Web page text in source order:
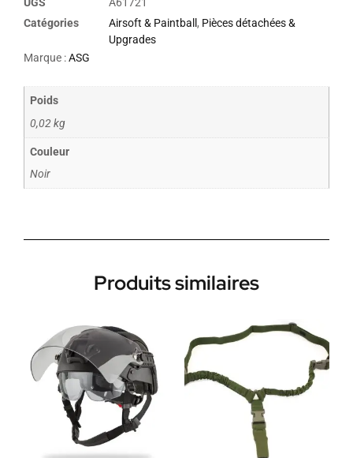
Catégories
Airsoft & Paintball , Pièces détachées &
Upgrades
Marque :ASG
Poids
0,02 kg
Couleur
Noir
Produits similaires